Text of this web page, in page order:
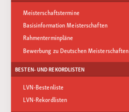
Meisterschaftstermine
Basisinformation Meisterschaften
Rahmenterminpläne
Bewerbung zu Deutschen Meisterschaften
BESTEN- UND REKORDLISTEN
LVN-Bestenliste
LVN-Rekordlisten